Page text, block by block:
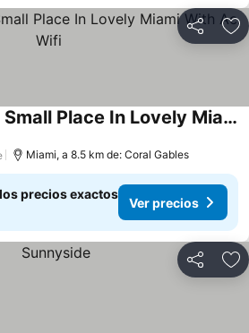
Compartir
Charming Private Small Place In Lovely Miami With Ac, Wifi
Miami, a 8.5 km de: Coral Gables
precios exactos
Ver precios
Compartir